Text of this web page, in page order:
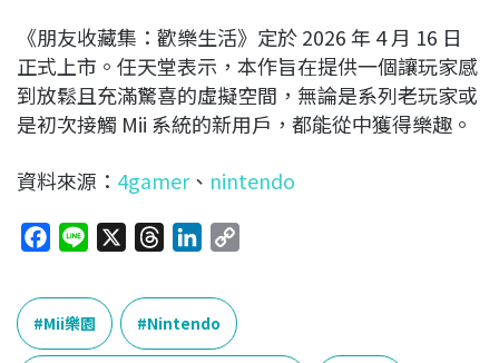
《朋友收藏集：歡樂生活》定於 2026 年 4 月 16 日
正式上市。任天堂表示，本作旨在提供一個讓玩家感
到放鬆且充滿驚喜的虛擬空間，無論是系列老玩家或
是初次接觸 Mii 系統的新用戶，都能從中獲得樂趣。
資料來源： 4gamer、 nintendo
c
e
b
n
e
r
e
a
n
k
e
L
Mii樂園 Nintendo